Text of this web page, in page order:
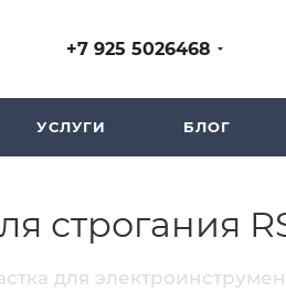
+7 925 5026468
УСЛУГИ БЛОГ
строгания
для